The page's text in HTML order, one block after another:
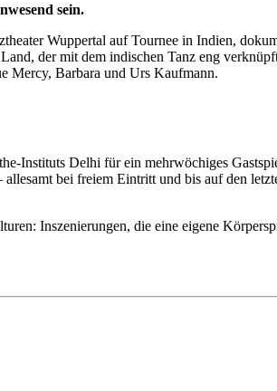
sein.
Wuppertal auf Tournee in Indien,
der mit dem indischen Tanz eng
Mercy, Barbara und Urs Kaufmann.
Instituts Delhi für ein mehrwöchiges
bei freiem Eintritt und bis auf den
Inszenierungen, die eine eigene